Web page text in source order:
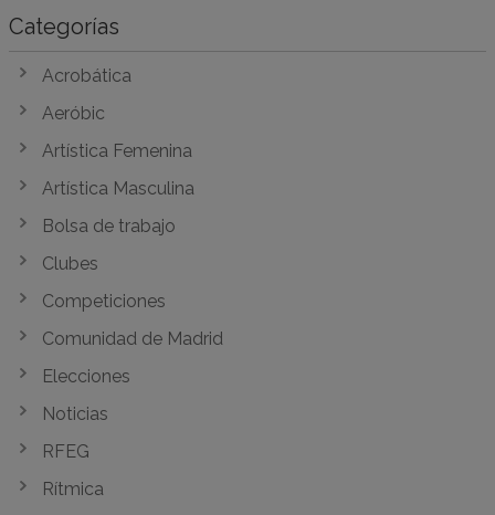
Categorías
Acrobática
Aeróbic
Artística Femenina
Artística Masculina
Bolsa de trabajo
Clubes
Competiciones
Comunidad de Madrid
Elecciones
Noticias
RFEG
Rítmica